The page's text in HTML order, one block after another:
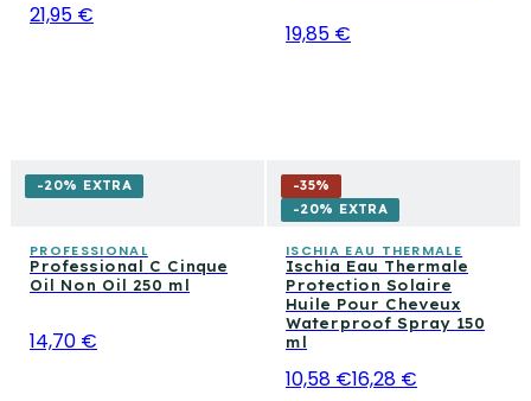
21,95 €
19,85 €
-20% EXTRA
PROFESSIONAL
Professional C Cinque
Oil Non Oil 250 ml
14,70 €
-35%
-20% EXTRA
ISCHIA EAU THERMALE
Ischia Eau Thermale
Protection Solaire
Huile Pour Cheveux
Waterproof Spray 150
ml
10,58 €16,28 €